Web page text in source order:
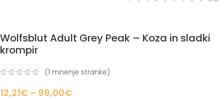
Wolfsblut Adult Grey Peak – Koza in sladki
krompir
(1 mnenje stranke)
12,21€ – 99,00€